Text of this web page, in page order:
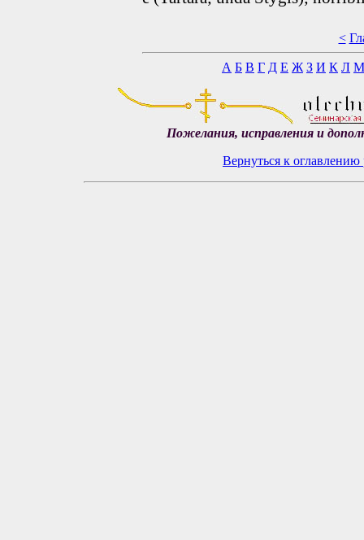
<
А Б В Г Д Е Ж З И К Л М
Пожелания, исправления и
Вернуться к оглавлению